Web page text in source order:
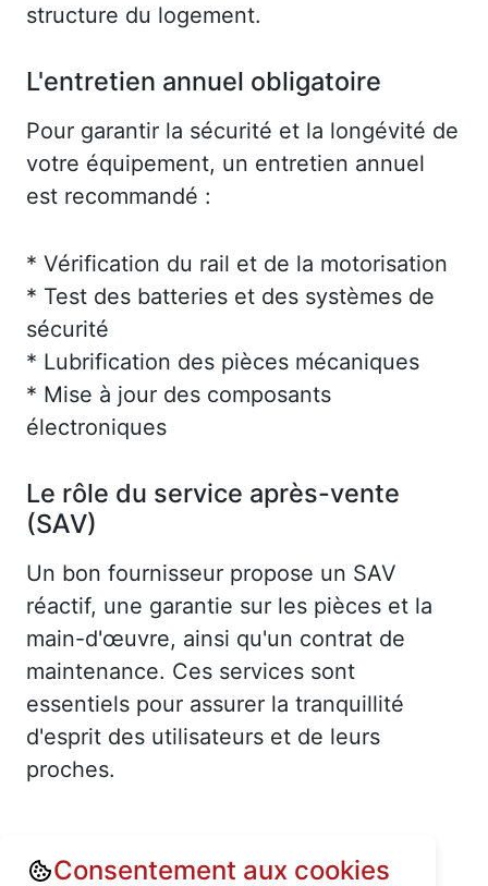
structure du logement.
L'entretien annuel obligatoire
Pour garantir la sécurité et la longévité de
votre équipement, un entretien annuel
est recommandé :
* Vérification du rail et de la motorisation
* Test des batteries et des systèmes de
sécurité
* Lubrification des pièces mécaniques
* Mise à jour des composants
électroniques
Le rôle du service après-vente
(SAV)
Un bon fournisseur propose un SAV
réactif, une garantie sur les pièces et la
main-d'œuvre, ainsi qu'un contrat de
maintenance. Ces services sont
essentiels pour assurer la tranquillité
d'esprit des utilisateurs et de leurs
proches.
Consentement aux cookies